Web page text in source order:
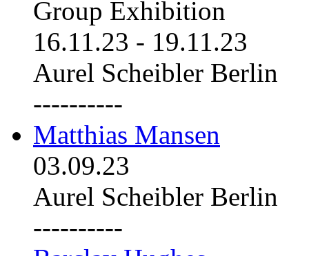
Group Exhibition
16.11.23 - 19.11.23
Aurel Scheibler Berlin
----------
Matthias Mansen
03.09.23
Aurel Scheibler Berlin
----------